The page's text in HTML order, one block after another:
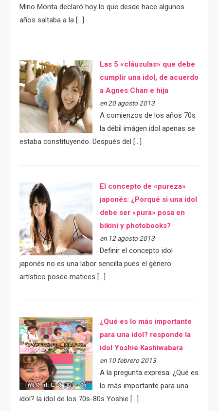
Mino Monta declaró hoy lo que desde hace algunos
años saltaba a la […]
Las 5 «cláusulas» que debe
cumplir una idol, de acuerdo
a Agnes Chan e hija
en 20 agosto 2013
A comienzos de los años 70s
la débil imágen idol apenas se
estaba constituyendo. Después del […]
El concepto de «pureza»
japonés: ¿Porqué si una idol
debe ser «pura» posa en
bikini y photobooks?
en 12 agosto 2013
Definir el concepto idol
japonés no es una labor sencilla pues el género
artístico posee matices […]
¿Qué es lo más importante
para una idol? responde la
idol Yoshie Kashiwabara
en 10 febrero 2013
A la pregunta expresa: ¿Qué es
lo más importante para una
idol? la idol de los 70s-80s Yoshie […]